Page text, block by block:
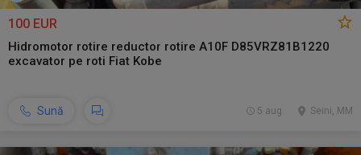
100 EUR
Hidromotor rotire reductor rotire A10F D85VRZ81B1220
excavator pe roti Fiat Kobe
Sună Seini, MM
5 aug.